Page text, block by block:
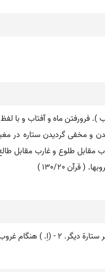
ماه و آفتاب و با
و مخفی گردیدن ستاره در
مقابل طلوع و غارب
130/20 )